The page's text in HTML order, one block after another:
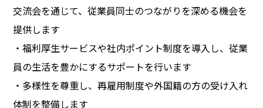
交流会を通じて、従業員同士のつながりを深める機会を
提供します
・福利厚生サービスや社内ポイント制度を導入し、従業
員の生活を豊かにするサポートを行います
・多様性を尊重し、再雇用制度や外国籍の方の受け入れ
体制を整備します